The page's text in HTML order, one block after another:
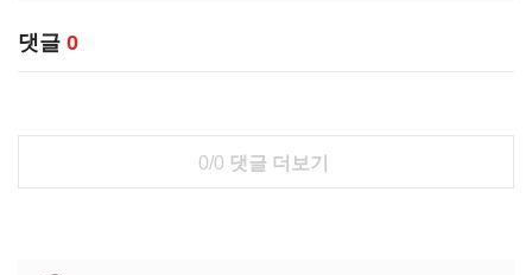
댓글 0
0/0 댓글 더보기